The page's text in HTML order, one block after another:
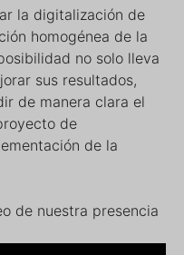
la digitalización de
homogénea de la
no solo lleva
sus resultados,
de manera clara el
de
de la
de nuestra presencia